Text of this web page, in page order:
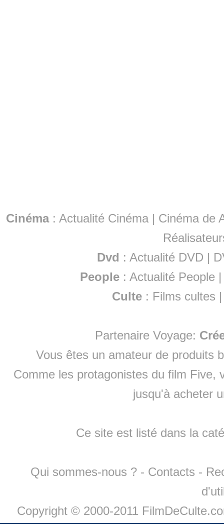
Cinéma: Actualité Cinéma | Cinéma de
Dvd : Actualité DVD |
People :Actualité People
Culte : Films cultes
Partenaire Voyage:
Vous êtes un amateur de produits
Comme les protagonistes du film Five,
jusqu'à acheter
Ce site est listé dans la
Qui sommes-nous ? - Contacts -
Copyright © 2000-2011